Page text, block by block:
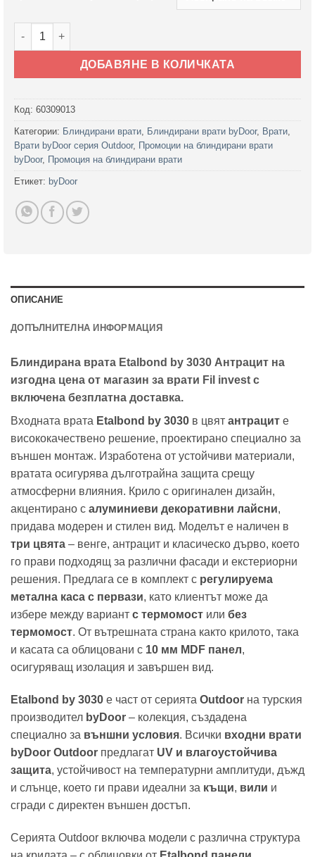
количество за Блиндирана врата Etalbond by 3030
ДОБАВЯНЕ В КОЛИЧКАТА
Код: 60309013
Категории: Блиндирани врати Блиндирани врати byDoor, Врати
Врати byDoor серия Outdoor, Промоции на блиндирани врати
byDoor, Промоция на блиндирани врати
Етикет: byDoor
ОПИСАНИЕ
ДОПЪЛНИТЕЛНА ИНФОРМАЦИЯ
Блиндирана врата Etalbond by 3030 Антрацит на
изгодна цена от магазин за врати Fil invest с
включена безплатна доставка.
Входната врата Etalbond by 3030 в цвят антрацит е
висококачествено решение, проектирано специално за
външен монтаж. Изработена от устойчиви материали,
вратата осигурява дълготрайна защита срещу
атмосферни влияния. Крило с оригинален дизайн,
акцентирано с алуминиеви декоративни лайсни,
придава модерен и стилен вид. Моделът е наличен в
три цвята – венге, антрацит и класическо дърво, което
го прави подходящ за различни фасади и екстериорни
решения. Предлага се в комплект с регулируема
метална каса с первази, като клиентът може да
избере между вариант с термомост или без
термомост. От вътрешната страна както крилото, така
и касата са облицовани с 10 мм MDF панел,
осигуряващ изолация и завършен вид.
Etalbond by 3030 е част от серията Outdoor на турския
производител byDoor – колекция, създадена
специално за външни условия. Всички входни врати
byDoor Outdoor предлагат UV и влагоустойчива
защита, устойчивост на температурни амплитуди, дъжд
и слънце, което ги прави идеални за къщи, вили и
сгради с директен външен достъп.
Серията Outdoor включва модели с различна структура